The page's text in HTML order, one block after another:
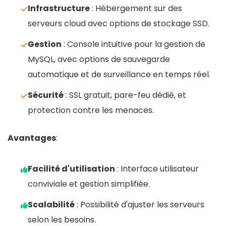
Prix
POUR:
Stockage : 100 à 250 Go SSD NVMe
Bande passante : Illimitée, jusqu'à 500 Mbit/s
Systèmes d'exploitation : Linux, choix varié
Panneaux de contrôle : ISPConfig, HestiaCP
Infrastructure: Hébergement sur des
serveurs cloud avec options de stockage SSD.
Gestion : Console intuitive pour la gestion de
MySQL, avec options de sauvegarde
automatique et de surveillance en temps réel.
Sécurité: SSL gratuit, pare-feu dédié, et
protection contre les menaces.
Avantages:
Facilité d'utilisation : Interface utilisateur
conviviale et gestion simplifiée.
Scalabilité: Possibilité d'ajuster les serveurs
selon les besoins.